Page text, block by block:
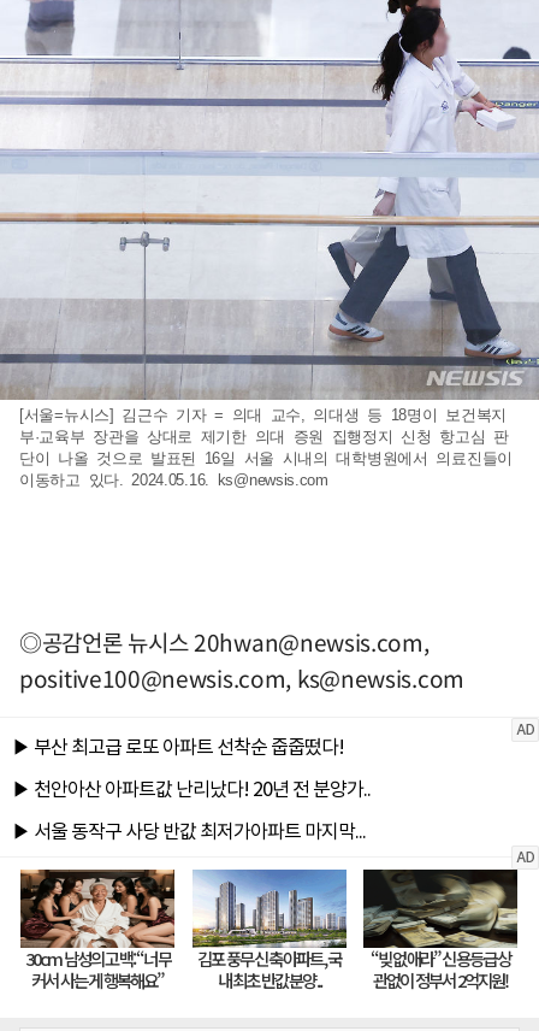
[서울=뉴시스] 김근수 기자 = 의대 교수, 의대생 등 18명이 보건복지
부·교육부 장관을 상대로 제기한 의대 증원 집행정지 신청 항고심 판
단이 나올 것으로 발표된 16일 서울 시내의 대학병원에서 의료진들이
이동하고 있다. 2024.05.16.
ks@newsis.com
◎공감언론 뉴시스20hwan@newsis.com,
positive100@newsis.com, ks@newsis.com